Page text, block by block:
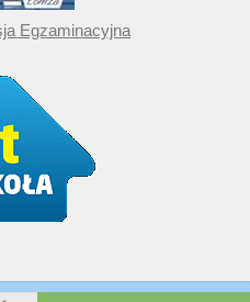
Egzaminacyjna